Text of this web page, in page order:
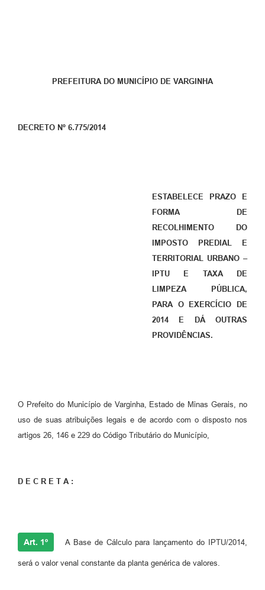
PREFEITURA DO MUNICÍPIO DE VARGINHA
DECRETO Nº 6.775/2014
ESTABELECE PRAZO E
FORMA DE
RECOLHIMENTO DO
IMPOSTO PREDIAL E
TERRITORIAL URBANO –
IPTU E TAXA DE
LIMPEZA PÚBLICA,
PARA O EXERCÍCIO DE
2014 E DÁ OUTRAS
PROVIDÊNCIAS.
O Prefeito do Município de Varginha, Estado de Minas Gerais, no
uso de suas atribuições legais e de acordo com o disposto nos
artigos 26, 146 e 229 do Código Tributário do Município,
D E C R E T A :
Art. 1º A Base de Cálculo para lançamento do IPTU/2014,
será o valor venal constante da planta genérica de valores.